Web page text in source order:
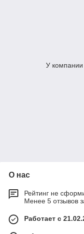
У компании
О нас
Рейтинг не
Менее 5 отзывов
Работает с